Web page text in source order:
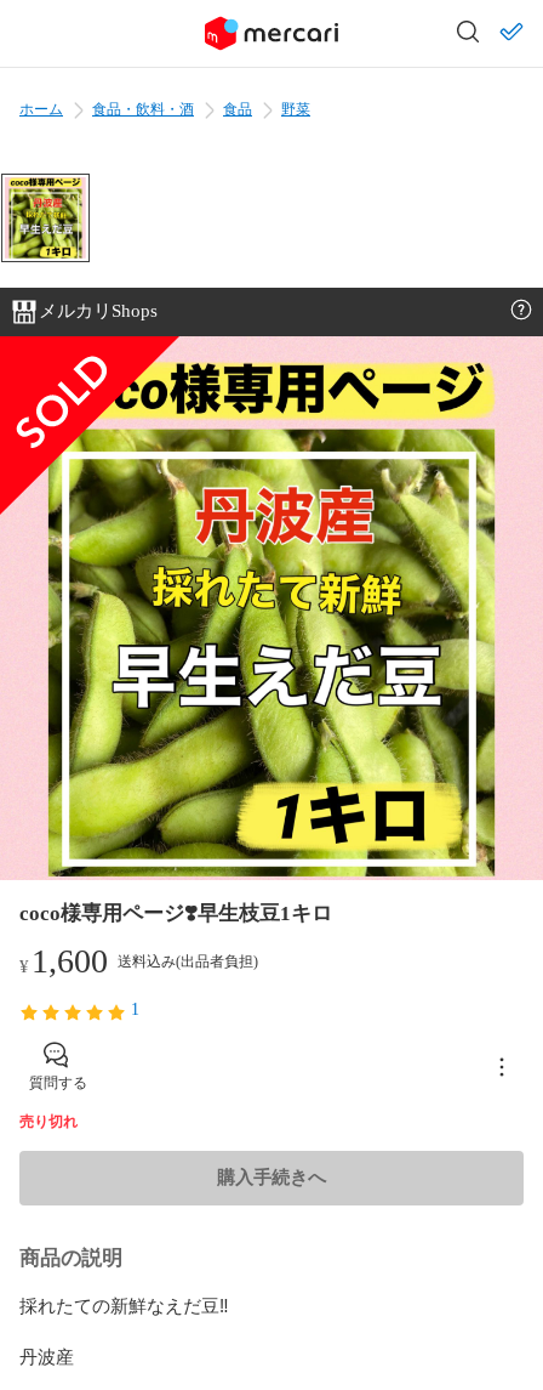
ホーム 食品・飲料・酒 食品 野菜
メルカリShops
coco様専用ページ❣️早生枝豆1キロ
¥ 1,600 送料込み(出品者負担)
1
質問する
売り切れ
購入手続きへ
商品の説明
採れたての新鮮なえだ豆‼️
丹波産